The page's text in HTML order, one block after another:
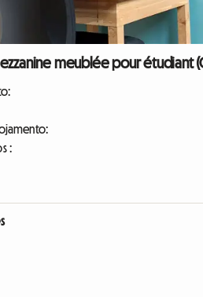
meublée pour étudiant
: